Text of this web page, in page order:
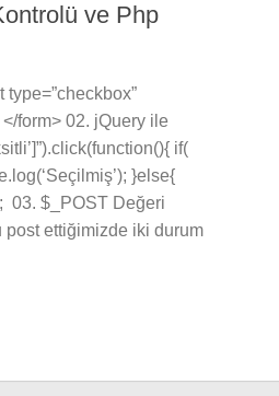
ve Php
type=”checkbox”
</form> 02. jQuery ile
if(
}else{
03. $_POST Değeri
post ettiğimizde iki durum